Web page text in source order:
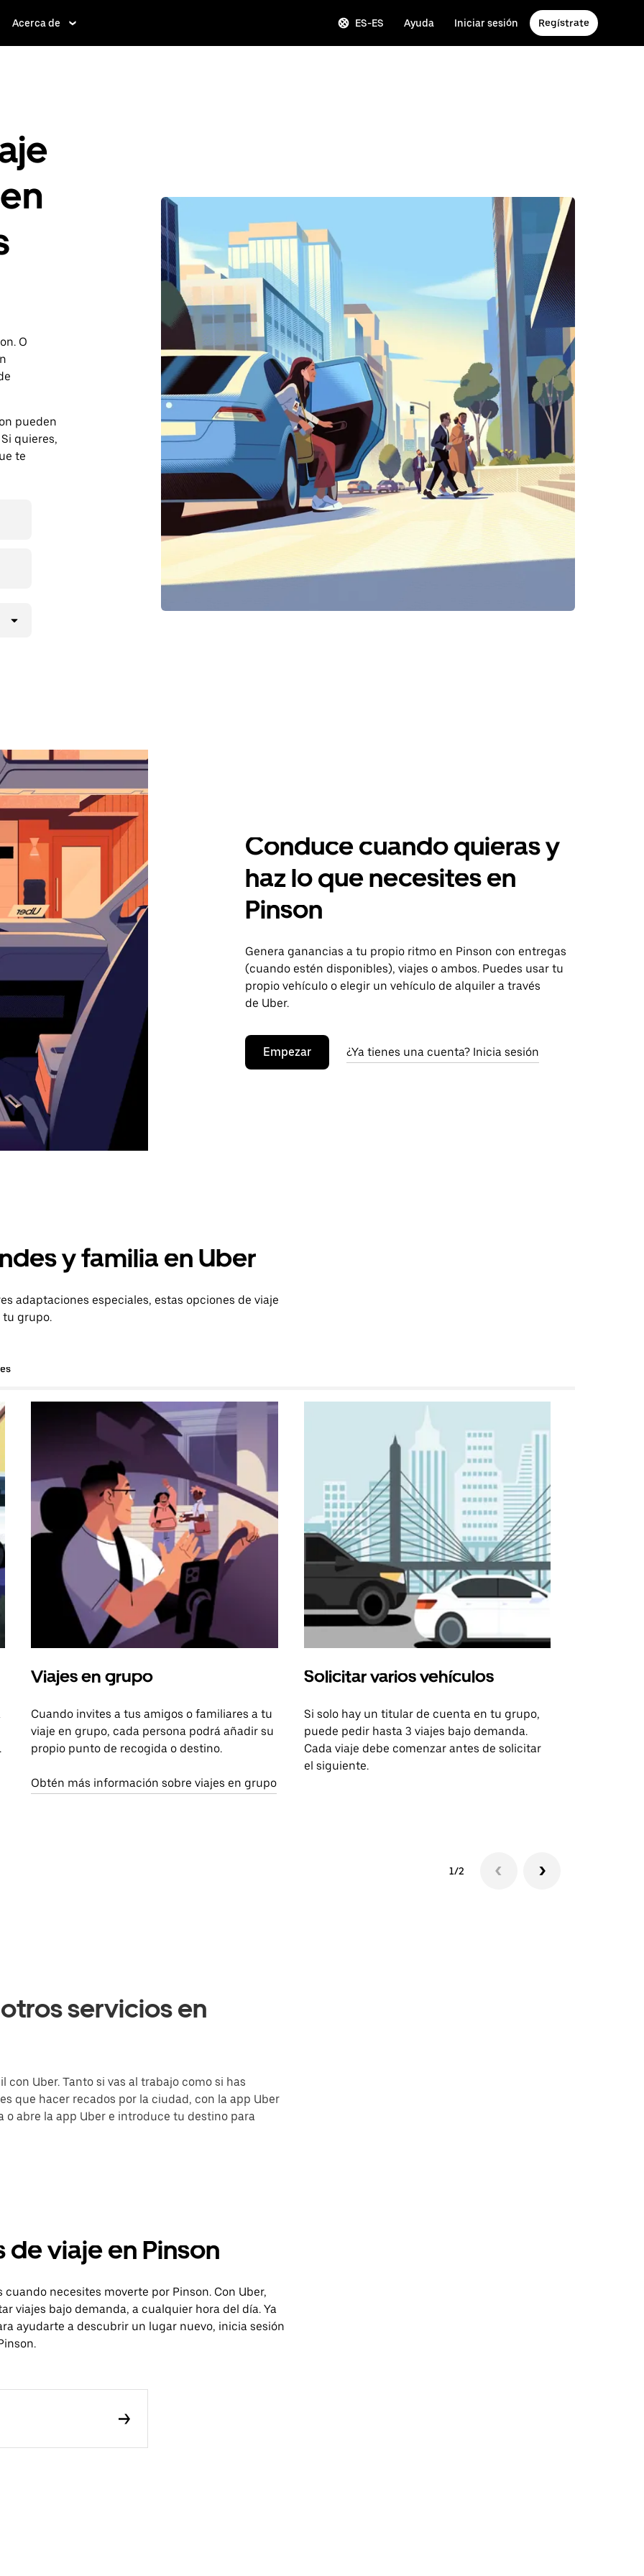
Acerca de ES-ES Ayuda Iniciar sesión Regístrate
O
pueden
quieres,
te
Conduce cuando quieras y
haz lo que necesites en
Pinson
Genera ganancias a tu propio ritmo en Pinson con entregas
(cuando estén disponibles), viajes o ambos. Puedes usar tu
propio vehículo o elegir un vehículo de alquiler a través
de Uber.
Empezar ¿Ya tienes una cuenta? Inicia sesión
y familia en Uber
adaptaciones especiales, estas opciones de viaje
tu grupo.
Viajes en grupo
Cuando invites a tus amigos o familiares a tu
viaje en grupo, cada persona podrá añadir su
propio punto de recogida o destino.
Obtén más información sobre viajes en grupo
Solicitar varios vehículos
Si solo hay un titular de cuenta en tu grupo,
puede pedir hasta 3 viajes bajo demanda.
Cada viaje debe comenzar antes de solicitar
el siguiente.
1/2
servicios en
con Uber. Tanto si vas al trabajo como si has
que hacer recados por la ciudad, con la app Uber
o abre la app Uber e introduce tu destino para
viaje en Pinson
necesites moverte por Pinson. Con Uber,
viajes bajo demanda, a cualquier hora del día. Ya
ayudarte a descubrir un lugar nuevo, inicia sesión